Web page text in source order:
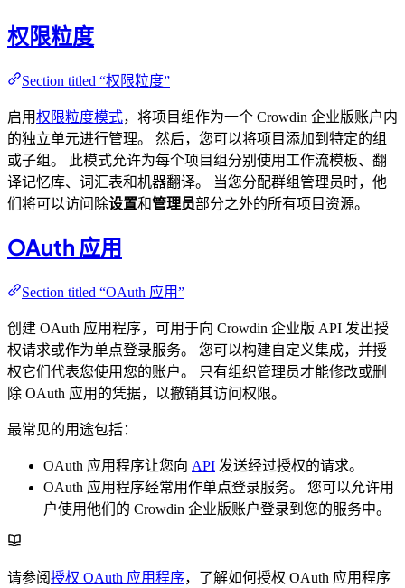
权限粒度
Section titled “权限粒度”
启用权限粒度模式，将项目组作为一个 Crowdin 企业版账户内
的独立单元进行管理。 然后，您可以将项目添加到特定的组
或子组。 此模式允许为每个项目组分别使用工作流模板、翻
译记忆库、词汇表和机器翻译。 当您分配群组管理员时，他
们将可以访问除设置和管理员部分之外的所有项目资源。
OAuth 应用
Section titled “OAuth 应用”
创建 OAuth 应用程序，可用于向 Crowdin 企业版 API 发出授
权请求或作为单点登录服务。 您可以构建自定义集成，并授
权它们代表您使用您的账户。 只有组织管理员才能修改或删
除 OAuth 应用的凭据，以撤销其访问权限。
最常见的用途包括：
OAuth 应用程序让您向 API 发送经过授权的请求。
OAuth 应用程序经常用作单点登录服务。 您可以允许用
户使用他们的 Crowdin 企业版账户登录到您的服务中。
请参阅授权 OAuth 应用程序，了解如何授权 OAuth 应用程序